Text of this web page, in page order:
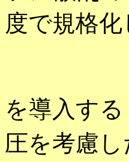
度で規格
を導入す
圧を考慮